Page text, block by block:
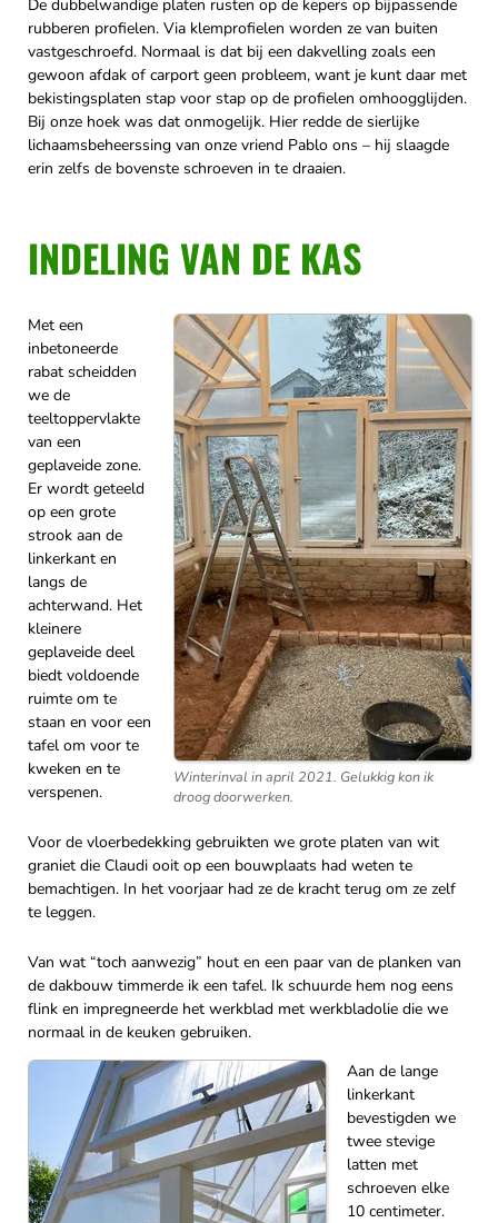
De dubbelwandige platen rusten op de kepers op bijpassende
rubberen profielen. Via klemprofielen worden ze van buiten
vastgeschroefd. Normaal is dat bij een dakvelling zoals een
gewoon afdak of carport geen probleem, want je kunt daar met
bekistingsplaten stap voor stap op de profielen omhoogglijden.
Bij onze hoek was dat onmogelijk. Hier redde de sierlijke
lichaamsbeheerssing van onze vriend Pablo ons – hij slaagde
erin zelfs de bovenste schroeven in te draaien.
INDELING VAN DE KAS
Winterinval in april 2021. Gelukkig kon ik
droog doorwerken.
Met een
inbetoneerde
rabat scheidden
we de
teeltoppervlakte
van een
geplaveide zone.
Er wordt geteeld
op een grote
strook aan de
linkerkant en
langs de
achterwand. Het
kleinere
geplaveide deel
biedt voldoende
ruimte om te
staan en voor een
tafel om voor te
kweken en te
verspenen.
Voor de vloerbedekking gebruikten we grote platen van wit
graniet die Claudi ooit op een bouwplaats had weten te
bemachtigen. In het voorjaar had ze de kracht terug om ze zelf
te leggen.
Van wat “toch aanwezig” hout en een paar van de planken van
de dakbouw timmerde ik een tafel. Ik schuurde hem nog eens
flink en impregneerde het werkblad met werkbladolie die we
normaal in de keuken gebruiken.
Aan de lange
linkerkant
bevestigden we
twee stevige
latten met
schroeven elke
10 centimeter.